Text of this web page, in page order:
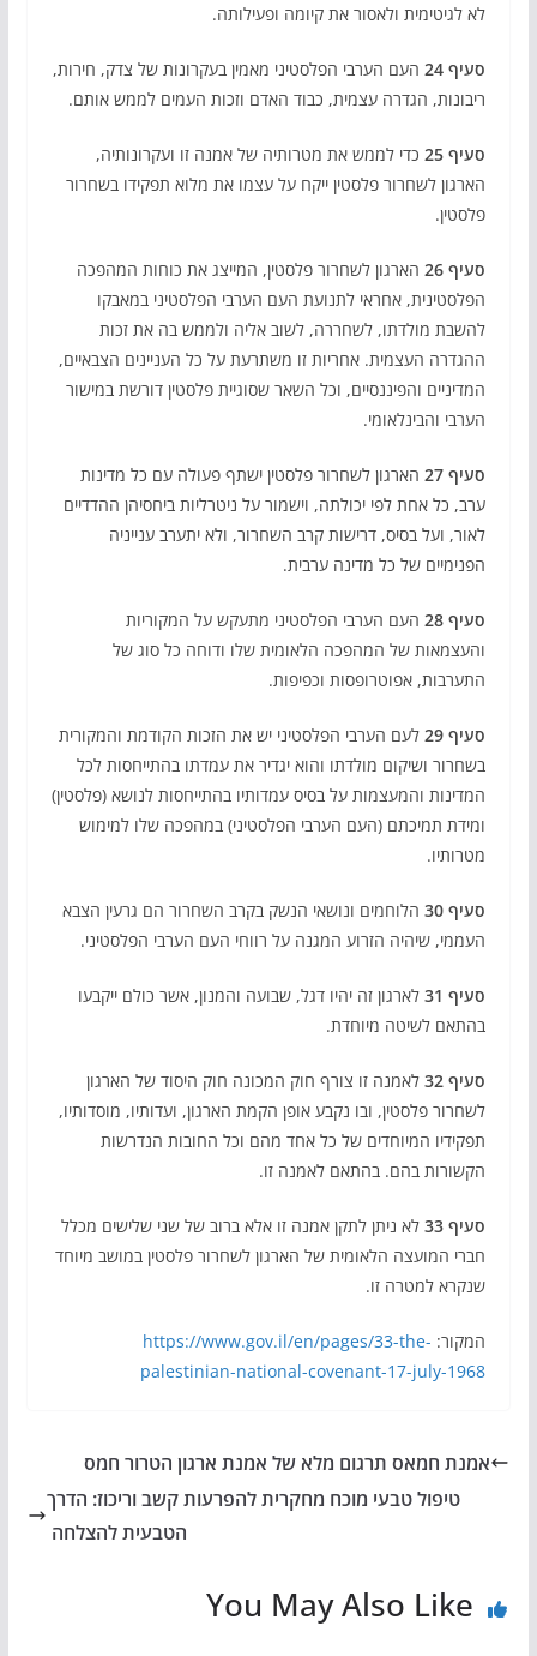
לא לגיטימית ולאסור את קיומה ופעילותה.
סעיף 24
העם הערבי הפלסטיני מאמין בעקרונות של צדק, חירות,
ריבונות, הגדרה עצמית, כבוד האדם וזכות העמים לממש אותם.
סעיף 25
כדי לממש את מטרותיה של אמנה זו ועקרונותיה,
הארגון לשחרור פלסטין ייקח על עצמו את מלוא תפקידו בשחרור
פלסטין.
סעיף 26
הארגון לשחרור פלסטין, המייצג את כוחות המהפכה
הפלסטינית, אחראי לתנועת העם הערבי הפלסטיני במאבקו
להשבת מולדתו, לשחררה, לשוב אליה ולממש בה את זכות
ההגדרה העצמית. אחריות זו משתרעת על כל העניינים הצבאיים,
המדיניים והפיננסיים, וכל השאר שסוגיית פלסטין דורשת במישור
הערבי והבינלאומי.
סעיף 27
הארגון לשחרור פלסטין ישתף פעולה עם כל מדינות
ערב, כל אחת לפי יכולתה, וישמור על ניטרליות ביחסיהן ההדדיים
לאור, ועל בסיס, דרישות קרב השחרור, ולא יתערב ענייניה
הפנימיים של כל מדינה ערבית.
סעיף 28
העם הערבי הפלסטיני מתעקש על המקוריות
והעצמאות של המהפכה הלאומית שלו ודוחה כל סוג של
התערבות, אפוטרופסות וכפיפות.
סעיף 29
לעם הערבי הפלסטיני יש את הזכות הקודמת והמקורית
בשחרור ושיקום מולדתו והוא יגדיר את עמדתו בהתייחסות לכל
המדינות והמעצמות על בסיס עמדותיו בהתייחסות לנושא (פלסטין)
ומידת תמיכתם (העם הערבי הפלסטיני) במהפכה שלו למימוש
מטרותיו.
סעיף 30
הלוחמים ונושאי הנשק בקרב השחרור הם גרעין הצבא
העממי, שיהיה הזרוע המגנה על רווחי העם הערבי הפלסטיני.
סעיף 31
לארגון זה יהיו דגל, שבועה והמנון, אשר כולם ייקבעו
בהתאם לשיטה מיוחדת.
סעיף 32
לאמנה זו צורף חוק המכונה חוק היסוד של הארגון
לשחרור פלסטין, ובו נקבע אופן הקמת הארגון, ועדותיו, מוסדותיו,
תפקידיו המיוחדים של כל אחד מהם וכל החובות הנדרשות
הקשורות בהם. בהתאם לאמנה זו.
סעיף 33
לא ניתן לתקן אמנה זו אלא ברוב של שני שלישים מכלל
חברי המועצה הלאומית של הארגון לשחרור פלסטין במושב מיוחד
שנקרא למטרה זו.
המקור: https://www.gov.il/en/pages/33-the-
palestinian-national-covenant-17-july-1968
אמנת חמאס תרגום מלא של אמנת ארגון הטרור חמס
טיפול טבעי מוכח מחקרית להפרעות קשב וריכוז: הדרך
הטבעית להצלחה
You May Also Like